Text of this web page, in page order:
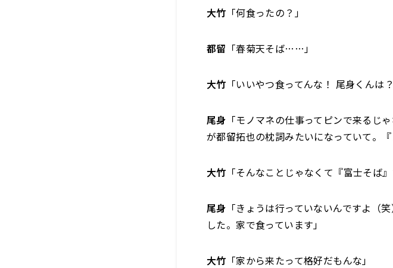
大竹 「何食ったの？」
都留 「春菊天そば……」
大竹 「いいやつ食ってんな！ 尾身くんは？
尾身 「モノマネの仕事ってピンで来るじ
が都留拓也の枕詞みたいになっていて。
大竹 「そんなことじゃなくて『富士そば
尾身 「きょうは行っていないんですよ（
した。家で食っています」
大竹 「家から来たって格好だもんな」